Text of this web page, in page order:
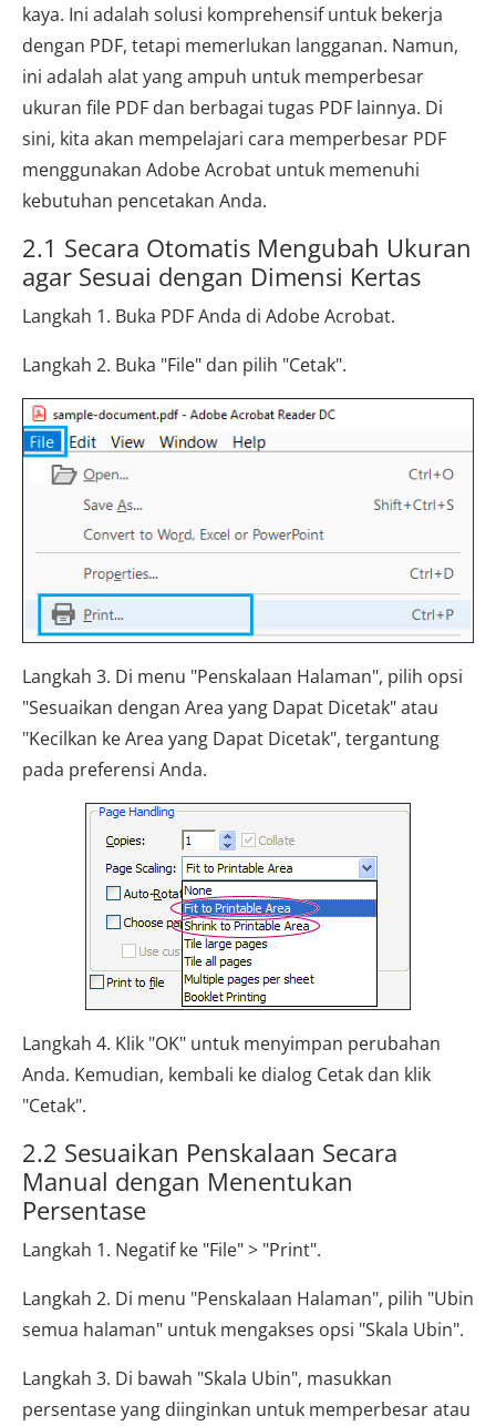
kaya. Ini adalah solusi komprehensif untuk bekerja
dengan PDF, tetapi memerlukan langganan. Namun,
ini adalah alat yang ampuh untuk memperbesar
ukuran file PDF dan berbagai tugas PDF lainnya. Di
sini, kita akan mempelajari cara memperbesar PDF
menggunakan Adobe Acrobat untuk memenuhi
kebutuhan pencetakan Anda.
2.1 Secara Otomatis Mengubah Ukuran
agar Sesuai dengan Dimensi Kertas
Langkah 1. Buka PDF Anda di Adobe Acrobat.
Langkah 2. Buka "File" dan pilih "Cetak".
Langkah 3. Di menu "Penskalaan Halaman", pilih opsi
"Sesuaikan dengan Area yang Dapat Dicetak" atau
"Kecilkan ke Area yang Dapat Dicetak", tergantung
pada preferensi Anda.
Langkah 4. Klik "OK" untuk menyimpan perubahan
Anda. Kemudian, kembali ke dialog Cetak dan klik
"Cetak".
2.2 Sesuaikan Penskalaan Secara
Manual dengan Menentukan
Persentase
Langkah 1. Negatif ke "File" > "Print".
Langkah 2. Di menu "Penskalaan Halaman", pilih "Ubin
semua halaman" untuk mengakses opsi "Skala Ubin".
Langkah 3. Di bawah "Skala Ubin", masukkan
persentase yang diinginkan untuk memperbesar atau